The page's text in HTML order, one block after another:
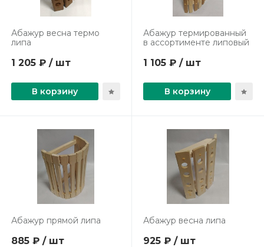
Абажур весна термо
липа
1 205 ₽ / шт
В корзину
Абажур термированный
в ассортименте липовый
1 105 ₽ / шт
В корзину
Абажур прямой липа
885 ₽ / шт
Абажур весна липа
925 ₽ / шт